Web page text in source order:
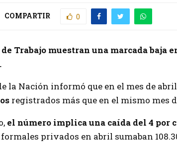
COMPARTIR 0
Trabajo muestran una marcada baja
la Nación informó que en el mes de
registrados más que en el mismo mes
el número implica una caída del 4 por
formales privados en abril sumaban